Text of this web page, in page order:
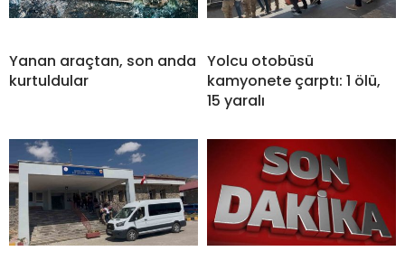
Yanan araçtan, son anda
kurtuldular
Yolcu otobüsü
kamyonete çarptı: 1 ölü,
15 yaralı